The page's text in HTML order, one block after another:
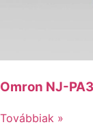
Omron NJ-
Továbbiak »